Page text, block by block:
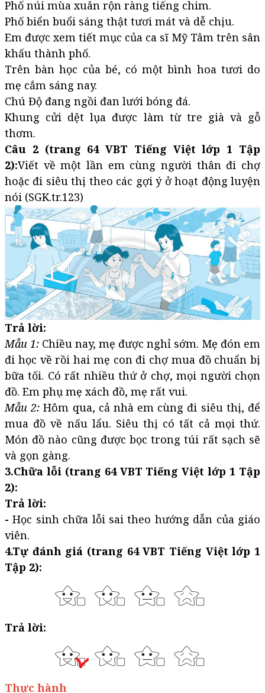
Phố núi mùa xuân rộn ràng tiếng chim.
Phố biển buổi sáng thật tươi mát và dễ chịu.
Em được xem tiết mục của ca sĩ Mỹ Tâm trên sân
khấu thành phố.
Trên bàn học của bé, có một bình hoa tươi do
mẹ cắm sáng nay.
Chú Độ đang ngồi đan lưới bóng đá.
Khung cửi dệt lụa được làm từ tre già và gỗ
thơm.
Câu 2 (trang 64 VBT Tiếng Việt lớp 1 Tập
2):Viết về một lần em cùng người thân đi chợ
hoặc đi siêu thị theo các gợi ý ở hoạt động luyện
nói (SGK.tr.123)
Trả lời:
Mẫu 1: Chiều nay, mẹ được nghỉ sớm. Mẹ đón em
đi học về rồi hai mẹ con đi chợ mua đồ chuẩn bị
bữa tối. Có rất nhiều thứ ở chợ, mọi người chọn
đồ. Em phụ mẹ xách đồ, mẹ rất vui.
Mẫu 2: Hôm qua, cả nhà em cùng đi siêu thị, để
mua đồ về nấu lẩu. Siêu thị có tất cả mọi thứ.
Món đồ nào cũng được bọc trong túi rất sạch sẽ
và gọn gàng.
3.Chữa lỗi (trang 64 VBT Tiếng Việt lớp 1 Tập
2):
Trả lời:
-Học sinh chữa lỗi sai theo hướng dẫn của giáo
viên.
4.Tự đánh giá (trang 64 VBT Tiếng Việt lớp 1
Tập 2):
Trả lời:
Thực hành